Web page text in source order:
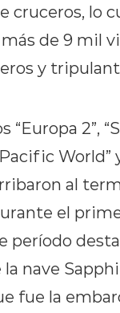
cruceros, lo
de 9 mil
y
“Europa 2”,
World”
al
el
período
la nave
fue la